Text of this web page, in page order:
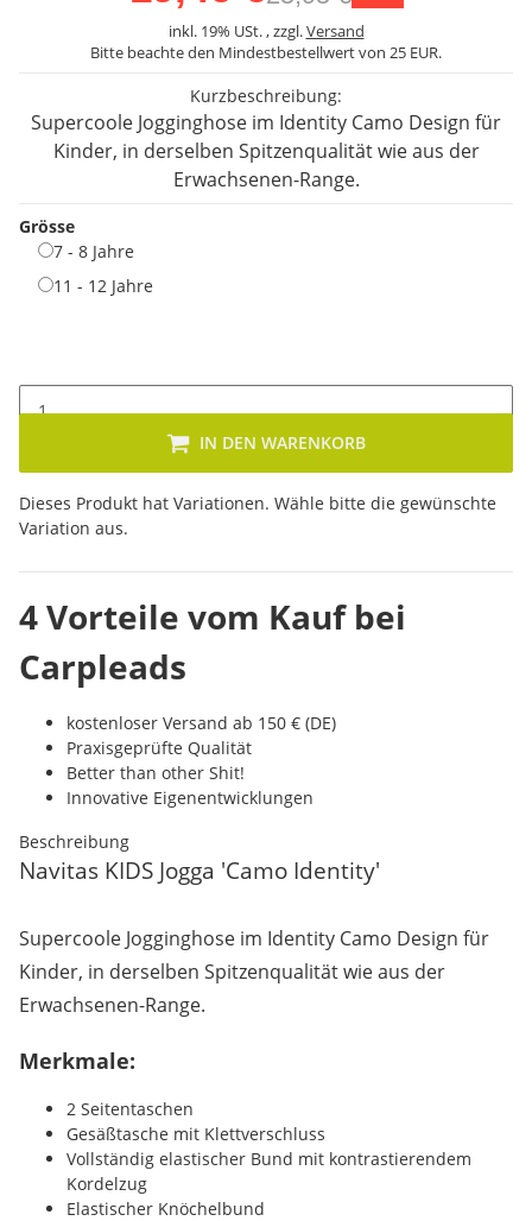
inkl. 19% USt. , zzgl.Versand
Bitte beachte den Mindestbestellwert von 25 EUR.
Kurzbeschreibung:
Supercoole Jogginghose im Identity Camo Design für
Kinder, in derselben Spitzenqualität wie aus der
Erwachsenen-Range.
Grösse
7 - 8 Jahre
11 - 12 Jahre
IN DEN WARENKORB
x
Dieses Produkt hat Variationen. Wähle bitte die gewünschte
Variation aus.
4 Vorteile vom Kauf bei
Carpleads
kostenloser Versand ab 150 € (DE)
Praxisgeprüfte Qualität
Better than other Shit!
Innovative Eigenentwicklungen
Beschreibung
Navitas KIDS Jogga 'Camo Identity'
Supercoole Jogginghose im Identity Camo Design für
Kinder, in derselben Spitzenqualität wie aus der
Erwachsenen-Range.
Merkmale:
2 Seitentaschen
Gesäßtasche mit Klettverschluss
Vollständig elastischer Bund mit kontrastierendem
Kordelzug
Elastischer Knöchelbund